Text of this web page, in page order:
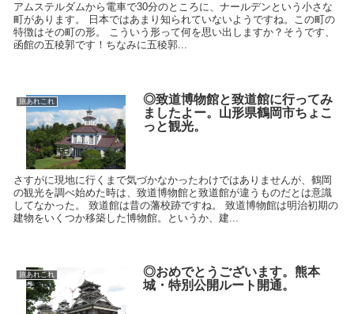
アムステルダムから電車で30分のところに、ナールデンという小さな
町があります。 日本ではあまり知られていないようですね。この町の
特徴はその町の形。 こういう形って何を思い出しますか？そうです、
函館の五稜郭です！ちなみに五稜郭...
旅あれこれ
◎致道博物館と致道館に行ってみ
ましたよー。山形県鶴岡市ちょこ
っと観光。
さすがに現地に行くまで気づかなかったわけではありませんが、鶴岡
の観光を調べ始めた時は、致道博物館と致道館が違うものだとは意識
してなかった。 致道館は昔の藩校跡ですね。 致道博物館は明治初期の
建物をいくつか移築した博物館。というか、建...
旅あれこれ
◎おめでとうございます。熊本
城・特別公開ルート開通。